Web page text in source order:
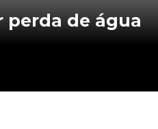
perda de água